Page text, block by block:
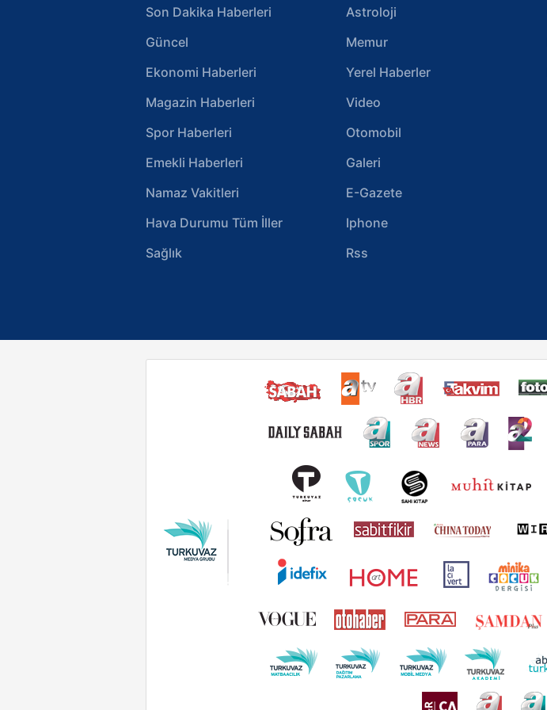
Son Dakika Haberleri
Güncel
Ekonomi Haberleri
Magazin Haberleri
Spor Haberleri
Emekli Haberleri
Namaz Vakitleri
Hava Durumu Tüm İller
Sağlık
Astroloji
Memur
Yerel Haberler
Video
Otomobil
Galeri
E-Gazete
Iphone
Rss